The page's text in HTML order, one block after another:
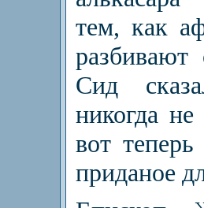
тем, как
разбивают
Сид
никогда
вот
приданое